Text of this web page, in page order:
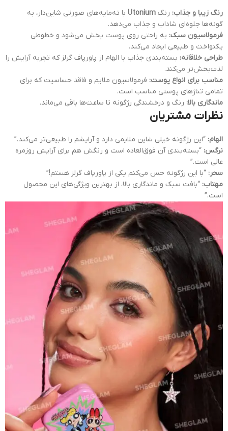
رنگ زیبا و جذاب: رنگ Utonium با ته‌مایه‌های صورتی شاین‌دار، به
گونه‌ها جلوه‌ای شاداب و جذاب می‌دهد.
فرمولاسیون سبک: به راحتی روی پوست پخش می‌شود و خطوطی
یکنواخت و طبیعی ایجاد می‌کند.
طراحی خلاقانه: بسته‌بندی جذاب با الهام از پاورپاف گرلز که تجربه آرایش را
لذت‌بخش‌تر می‌کند.
مناسب برای انواع پوست: فرمولاسیون ملایم و فاقد حساسیت که برای
تمامی تناژهای پوستی مناسب است.
ماندگاری بالا: رنگ و درخشندگی رژگونه تا ساعت‌ها باقی می‌ماند.
نظرات مشتریان
الهام: “این رژگونه خیلی شاین ملایمی دارد و آرایشم را طبیعی‌تر می‌کند.”
نرگس: “بسته‌بندی آن فوق‌العاده است و رنگش هم برای آرایش روزمره
عالی است.”
سحر: “با این رژگونه حس می‌کنم یکی از پاورپاف گرلز هستم!”
مهتاب: “بافت سبک و ماندگاری بالا، از بهترین ویژگی‌های این محصول
است.”